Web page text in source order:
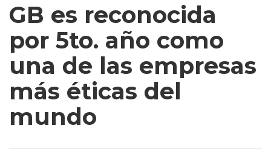
GB es reconocida
por 5to. año como
una de las empresas
más éticas del
mundo